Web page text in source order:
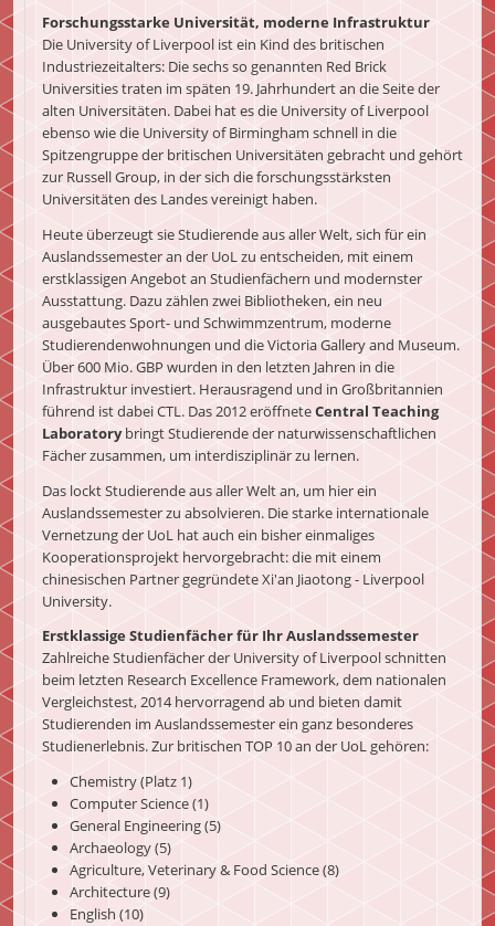
Forschungsstarke Universität, moderne Infrastruktur
Die University of Liverpool ist ein Kind des britischen
Industriezeitalters: Die sechs so genannten Red Brick
Universities traten im späten 19. Jahrhundert an die Seite der
alten Universitäten. Dabei hat es die University of Liverpool
ebenso wie die University of Birmingham schnell in die
Spitzengruppe der britischen Universitäten gebracht und gehört
zur Russell Group, in der sich die forschungsstärksten
Universitäten des Landes vereinigt haben.
Heute überzeugt sie Studierende aus aller Welt, sich für ein
Auslandssemester an der UoL zu entscheiden, mit einem
erstklassigen Angebot an Studienfächern und modernster
Ausstattung. Dazu zählen zwei Bibliotheken, ein neu
ausgebautes Sport- und Schwimmzentrum, moderne
Studierendenwohnungen und die Victoria Gallery and Museum.
Über 600 Mio. GBP wurden in den letzten Jahren in die
Infrastruktur investiert. Herausragend und in Großbritannien
führend ist dabei CTL. Das 2012 eröffneteCentral Teaching
Laboratorybringt Studierende der naturwissenschaftlichen
Fächer zusammen, um interdisziplinär zu lernen.
Das lockt Studierende aus aller Welt an, um hier ein
Auslandssemester zu absolvieren. Die starke internationale
Vernetzung der UoL hat auch ein bisher einmaliges
Kooperationsprojekt hervorgebracht: die mit einem
chinesischen Partner gegründete Xi'an Jiaotong - Liverpool
University.
Erstklassige Studienfächer für Ihr Auslandssemester
Zahlreiche Studienfächer der University of Liverpool schnitten
beim letzten Research Excellence Framework, dem nationalen
Vergleichstest, 2014 hervorragend ab und bieten damit
Studierenden im Auslandssemester ein ganz besonderes
Studienerlebnis. Zur britischen TOP 10 an der UoL gehören:
Chemistry (Platz 1)
Computer Science (1)
General Engineering (5)
Archaeology (5)
Agriculture, Veterinary & Food Science (8)
Architecture (9)
English (10)